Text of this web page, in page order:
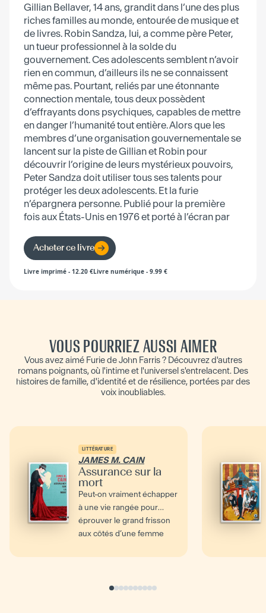
Gillian Bellaver, 14 ans, grandit dans l’une des plus
riches familles au monde, entourée de musique et
de livres. Robin Sandza, lui, a comme père Peter,
un tueur professionnel à la solde du
gouvernement. Ces adolescents semblent n’avoir
rien en commun, d’ailleurs ils ne se connaissent
même pas. Pourtant, reliés par une étonnante
connection mentale, tous deux possèdent
d’effrayants dons psychiques, capables de mettre
en danger l’humanité tout entière. Alors que les
membres d’une organisation gouvernementale se
lancent sur la piste de Gillian et Robin pour
découvrir l’origine de leurs mystérieux pouvoirs,
Peter Sandza doit utiliser tous ses talents pour
protéger les deux adolescents. Et la furie
n’épargnera personne. Publié pour la première
fois aux États-Unis en 1976 et porté à l’écran par
intemporel.Acheter ce livre
Livre imprimé - 12.20 €Livre numérique - 9.99 €
VOUS POURRIEZ AUSSI AIMER
Vous avez aimé Furie de John Farris ? Découvrez d'autres
romans poignants, où l'intime et l'universel s'entrelacent. Des
histoires de famille, d'identité et de résilience, portées par des
voix inoubliables.
LITTÉRATURE
JAMES M. CAIN
Assurance sur la
mort
Peut-on vraiment échapper
à une vie rangée pour
éprouver le grand frisson
aux côtés d’une femme